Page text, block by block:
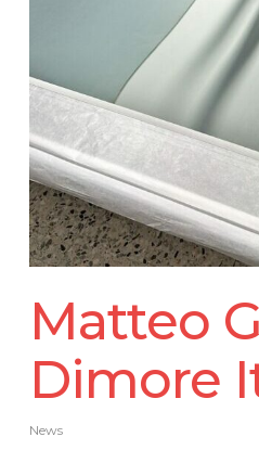
Matteo
Dimore
News